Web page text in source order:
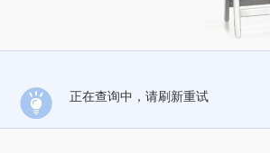
正在查询中，请刷新重试